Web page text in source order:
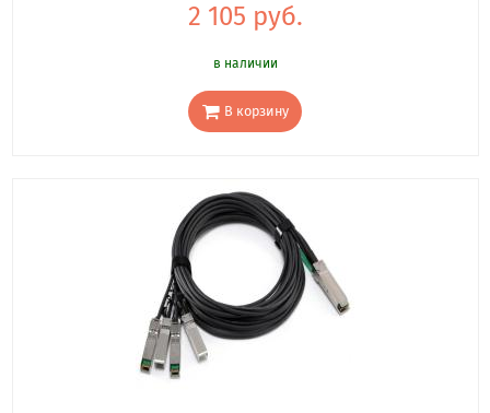
2 105 руб.
в наличии
В корзину